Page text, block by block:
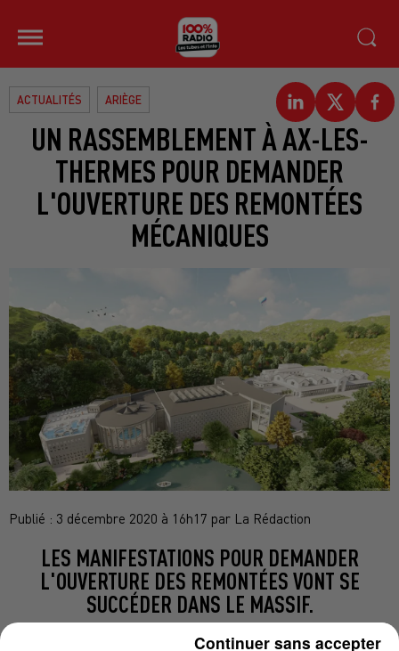
ACTUALITÉS ARIÈGE
UN RASSEMBLEMENT À AX-LES-
THERMES POUR DEMANDER
L'OUVERTURE DES REMONTÉES
MÉCANIQUES
Publié : 3 décembre 2020 à 16h17 par La Rédaction
LES MANIFESTATIONS POUR DEMANDER
L'OUVERTURE DES REMONTÉES VONT SE
SUCCÉDER DANS LE MASSIF.
Continuer sans accepter